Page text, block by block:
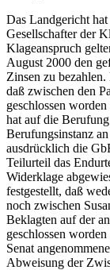
Das Landgericht
Gesellschafter der
Klageanspruch
August 2000 den
Zinsen zu
daß zwischen den
geschlossen
hat auf die
Berufungsinstanz
ausdrücklich die
Teilurteil das
Widerklage
festgestellt, daß
noch zwischen
Beklagten auf der
geschlossen
Senat
Abweisung der